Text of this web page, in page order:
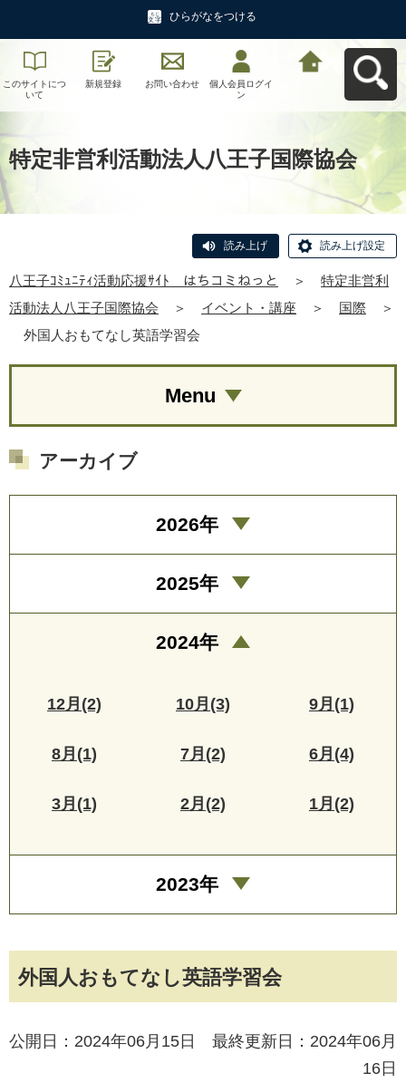
ひらがなをつける
このサイトにつ
いて
新規登録 お問い合わせ
個人会員ログイ
ン
特定非営利活動法人八王子国際協会
読み上げ 読み上げ設定
八王子ｺﾐｭﾆﾃｨ活動応援ｻｲﾄ はちコミねっと ＞
特定非営利
活動法人八王子国際協会
＞ イベント・講座 ＞ 国際
＞
外国人おもてなし英語学習会
外国人おもてなし英語学習会
公開日：2024年06月15日 最終更新日：2024年06月
16日
Menu
アーカイブ
2026年
2025年
2024年
12月(2) 10月(3) 9月(1)
8月(1) 7月(2) 6月(4)
3月(1) 2月(2) 1月(2)
2023年